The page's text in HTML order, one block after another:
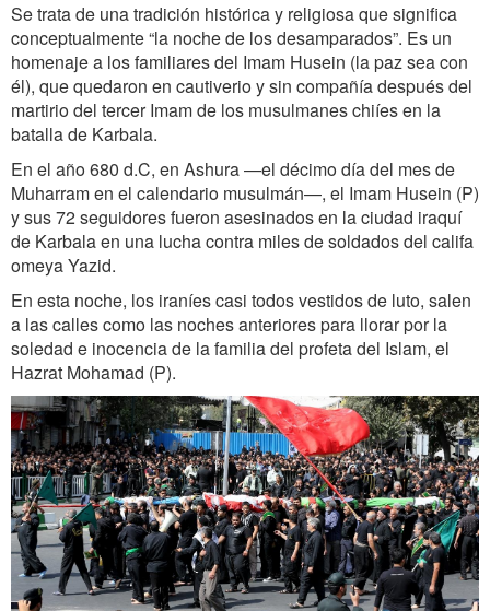
Se trata de una tradición histórica y religiosa que significa
conceptualmente “la noche de los desamparados”. Es un
homenaje a los familiares del Imam Husein (la paz sea con
él), que quedaron en cautiverio y sin compañía después del
martirio del tercer Imam de los musulmanes chiíes en la
batalla de Karbala.
En el año 680 d.C, en Ashura —el décimo día del mes de
Muharram en el calendario musulmán—, el Imam Husein (P)
y sus 72 seguidores fueron asesinados en la ciudad iraquí
de Karbala en una lucha contra miles de soldados del califa
omeya Yazid.
En esta noche, los iraníes casi todos vestidos de luto, salen
a las calles como las noches anteriores para llorar por la
soledad e inocencia de la familia del profeta del Islam, el
Hazrat Mohamad (P).